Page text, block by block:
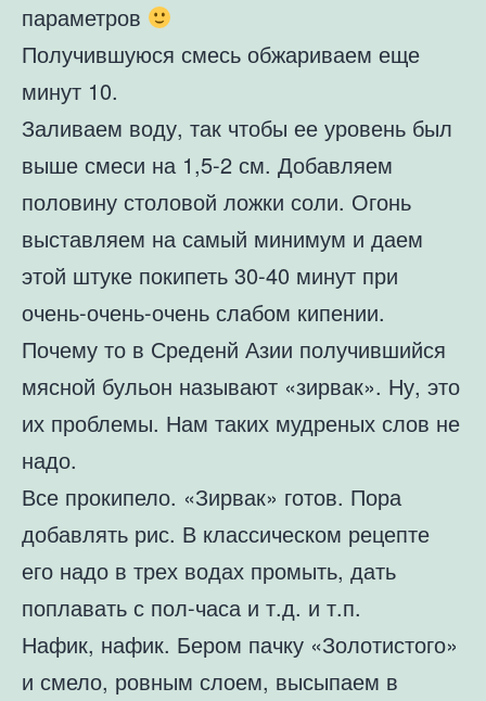
параметров
Получившуюся смесь обжариваем еще
минут 10.
Заливаем воду, так чтобы ее уровень был
выше смеси на 1,5-2 см. Добавляем
половину столовой ложки соли. Огонь
выставляем на самый минимум и даем
этой штуке покипеть 30-40 минут при
очень-очень-очень слабом кипении.
Почему то в Среденй Азии получившийся
мясной бульон называют «зирвак». Ну, это
их проблемы. Нам таких мудреных слов не
надо.
Все прокипело. «Зирвак» готов. Пора
добавлять рис. В классическом рецепте
его надо в трех водах промыть, дать
поплавать с пол-часа и т.д. и т.п.
Нафик, нафик. Бером пачку «Золотистого»
и смело, ровным слоем, высыпаем в